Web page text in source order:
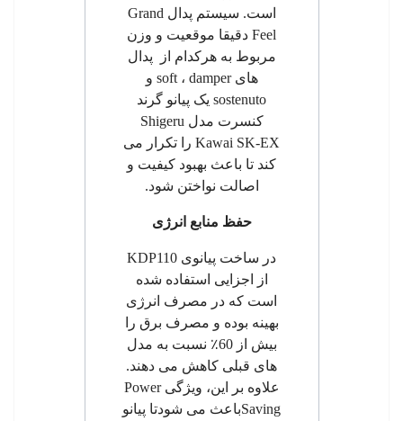
است. سیستم پدال Grand
Feel دقیقا موقعیت و وزن
مربوط به هرکدام از پدال
هایdamper ،soft و
sostenuto یک پیانو گرند
کنسرت مدل Shigeru
Kawai SK-EX را تکرار می
کند تا باعث بهبود کیفیت و
اصالت نواختن شود.
حفظ منابع انرژی
در ساخت پیانوی KDP110
از اجزایی استفاده شده
است که در مصرف انرژی
بهینه بوده و مصرف برق را
بیش از 60
٪ نسبت به مدل
های قبلی کاهش می دهند.
علاوه بر این، ویژگیPower
Savingباعث می شودتا پیانو